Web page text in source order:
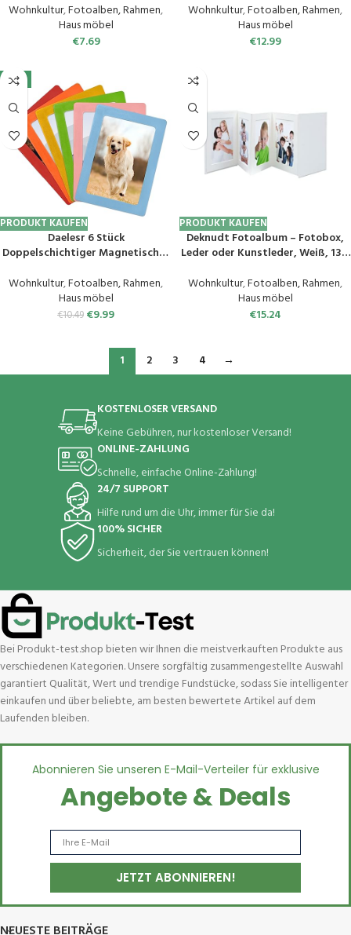
Mama Mutter Bilderrahmen mit
Klammern Leine Fotoleine
Polaroid Bilder Rahmen
Wohnkultur,Fotoalben, Rahmen,
Haus möbel
€7.69
Horizontal/Hochformat
Fotorahmen für Schreibtisch,
Büro, Hochzeit, Familie, Hellgrau
Wohnkultur,Fotoalben, Rahmen,
Haus möbel
€12.99
-5%
PRODUKT KAUFEN
Daelesr 6 Stück
Doppelschichtiger Magnetisches
Fenster Bilderrahmen, Magnetic
Picture Frames, Selbstklebend
Magnetischer Bilderrahmen für
Wohnkultur,Fotoalben, Rahmen,
Haus möbel
€10.49 €9.99
PRODUKT KAUFEN
Deknudt Fotoalbum – Fotobox,
Leder oder Kunstleder, Weiß, 13 x
Wohnkultur,Fotoalben, Rahmen,
Haus möbel
€15.24
1 2 3 4 →
KOSTENLOSER VERSAND
Keine Gebühren, nur kostenloser Versand!
ONLINE-ZAHLUNG
Schnelle, einfache Online-Zahlung!
24/7 SUPPORT
Hilfe rund um die Uhr, immer für Sie da!
100% SICHER
Sicherheit, der Sie vertrauen können!
Bei Produkt-test.shop bieten wir Ihnen die meistverkauften Produkte aus
verschiedenen Kategorien. Unsere sorgfältig zusammengestellte Auswahl
garantiert Qualität, Wert und trendige Fundstücke, sodass Sie intelligenter
einkaufen und über beliebte, am besten bewertete Artikel auf dem
Laufenden bleiben.
Abonnieren Sie unseren E-Mail-Verteiler für exklusive
Angebote & Deals